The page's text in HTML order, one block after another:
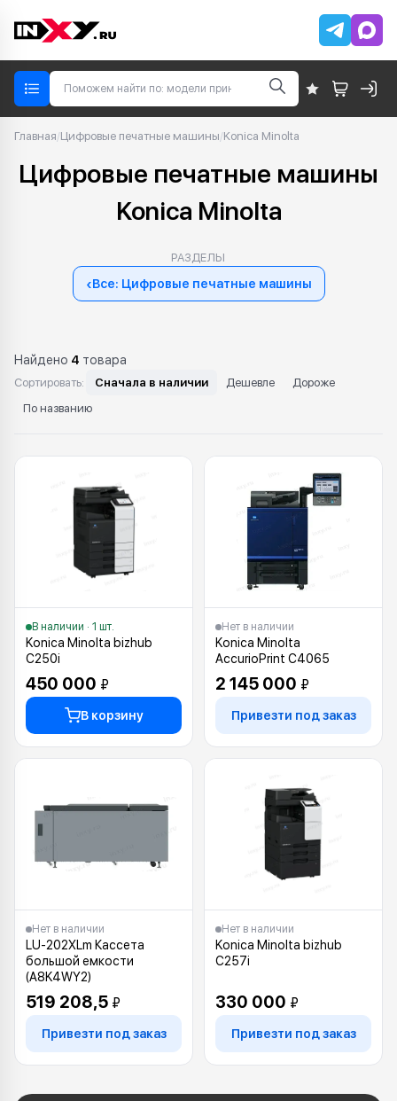
Главная/Цифровые печатные машины/Konica Minolta
Цифровые печатные машины
Konica Minolta
РАЗДЕЛЫ
‹Все: Цифровые печатные машины
Найдено 4 товара
Сортировать: Сначала в наличии Дешевле
Дороже
По названию
В наличии · 1 шт.
Konica Minolta bizhub
C250i
450 000 ₽
В корзину
Нет в наличии
Konica Minolta
AccurioPrint C4065
2 145 000 ₽
Привезти под заказ
Нет в наличии
LU-202XLm Кассета
большой емкости
(A8K4WY2)
519 208,5 ₽
Привезти под заказ
Нет в наличии
Konica Minolta bizhub
C257i
330 000 ₽
Привезти под заказ